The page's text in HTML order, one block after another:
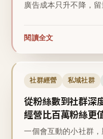
廣告成本只升不降，
閱讀全文
社群經營 私域社群
從粉絲數到社群深
經營比百萬粉絲更
一個會互動的小社群，